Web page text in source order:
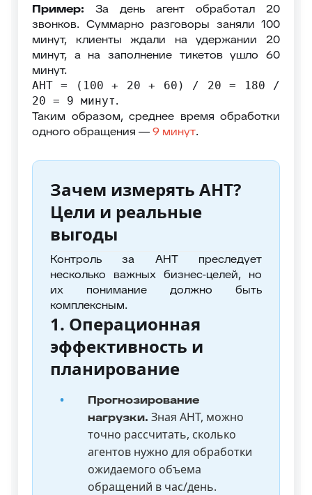
Пример: За день агент обработал 20
звонков. Суммарно разговоры заняли 100
минут, клиенты ждали на удержании 20
минут, а на заполнение тикетов ушло 60
минут.
AHT = (100 + 20 + 60) / 20 = 180 /
20 = 9 минут.
Таким образом, среднее время обработки
одного обращения —9 минут.
Зачем измерять AHT?
Цели и реальные
выгоды
Контроль за AHT преследует
несколько важных бизнес-целей, но
их понимание должно быть
комплексным.
1. Операционная
эффективность и
планирование
Прогнозирование
нагрузки. Зная AHT, можно
точно рассчитать, сколько
агентов нужно для обработки
ожидаемого объема
обращений в час/день.